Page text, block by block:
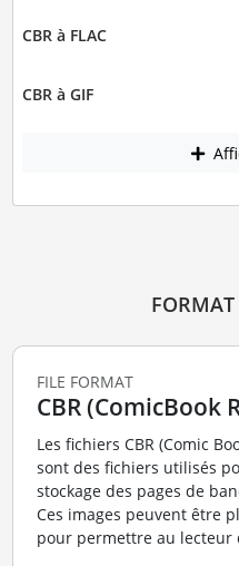
CBR à FLAC
CBR à GIF
FILE FORMAT
CBR (ComicBook
Les fichiers CBR (Comic
sont des fichiers utilisés
stockage des pages de
Ces images peuvent être
pour permettre au lecteur